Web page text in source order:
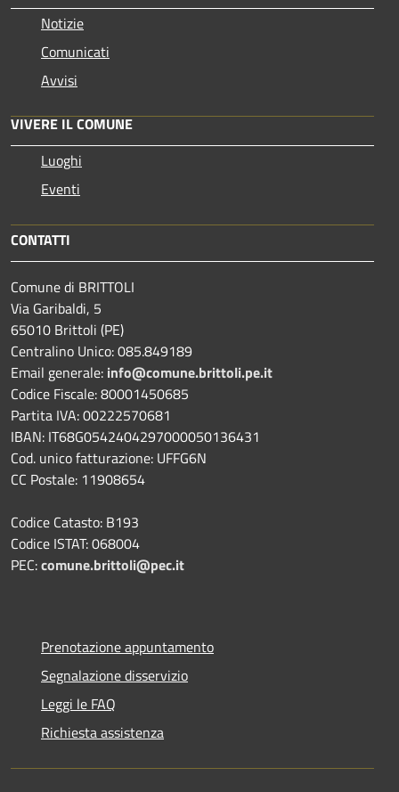
Notizie
Comunicati
Avvisi
VIVERE IL COMUNE
Luoghi
Eventi
CONTATTI
Comune di BRITTOLI
Via Garibaldi, 5
65010 Brittoli (PE)
Centralino Unico: 085.849189
Email generale: info@comune.brittoli.pe.it
Codice Fiscale: 80001450685
Partita IVA: 00222570681
IBAN: IT68G0542404297000050136431
Cod. unico fatturazione: UFFG6N
CC Postale: 11908654
Codice Catasto: B193
Codice ISTAT: 068004
PEC:comune.brittoli@pec.it
Prenotazione appuntamento
Segnalazione disservizio
Leggi le FAQ
Richiesta assistenza